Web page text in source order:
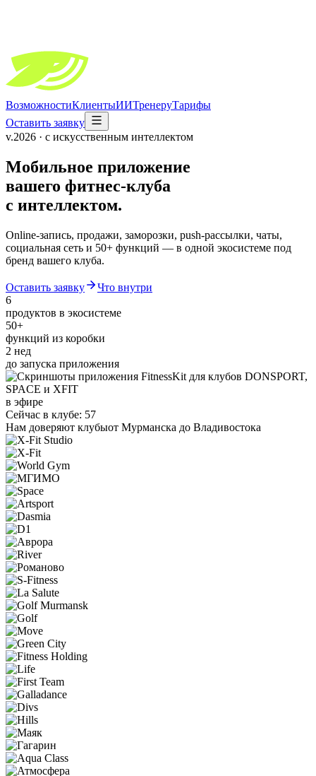
ВозможностиКлиентыИИТренеруТарифы
Оставить заявку
v.2026 · с искусственным интеллектом
Мобильное приложение
вашего фитнес-клуба
с интеллектом.
Online-запись, продажи, заморозки, push-рассылки, чаты,
социальная сеть и 50+ функций — в одной экосистеме под
бренд вашего клуба.
Оставить заявку
Что внутри
6
продуктов в экосистеме
50+
функций из коробки
2 нед
до запуска приложения
в эфире
Сейчас в клубе: 57
Нам доверяют клубыот Мурманска до Владивостока